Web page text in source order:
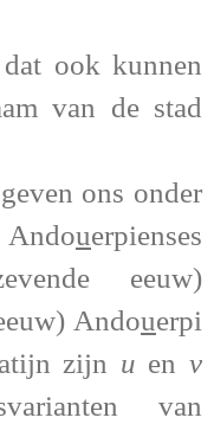
ook kunnen
van de stad
ons onder
Andouerpienses
eeuw)
Andouerpi
zijn u en v
van